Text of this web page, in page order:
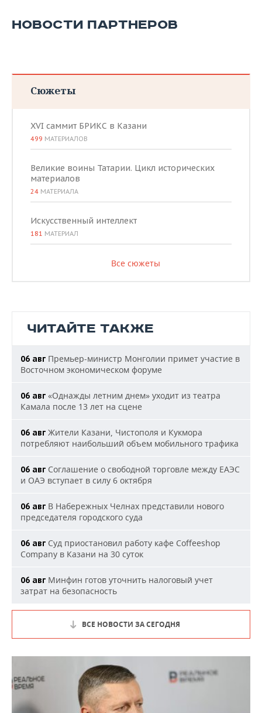
НОВОСТИ ПАРТНЕРОВ
Сюжеты
XVI саммит БРИКС в Казани
499 МАТЕРИАЛОВ
Великие воины Татарии. Цикл исторических
материалов
24 МАТЕРИАЛА
Искусственный интеллект
181 МАТЕРИАЛ
Все сюжеты
ЧИТАЙТЕ ТАКЖЕ
06 авг Премьер-министр Монголии примет участие в
Восточном экономическом форуме
06 авг «Однажды летним днем» уходит из театра
Камала после 13 лет на сцене
06 авг Жители Казани, Чистополя и Кукмора
потребляют наибольший объем мобильного трафика
06 авг Соглашение о свободной торговле между ЕАЭС
и ОАЭ вступает в силу 6 октября
06 авг В Набережных Челнах представили нового
председателя городского суда
06 авг Суд приостановил работу кафе Coffeeshop
Company в Казани на 30 суток
06 авг Минфин готов уточнить налоговый учет
затрат на безопасность
ВСЕ НОВОСТИ ЗА СЕГОДНЯ